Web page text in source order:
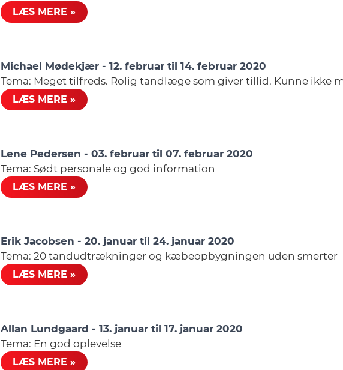
LÆS MERE »
Michael Mødekjær - 12. februar til 14. februar 2020
Tema: Meget tilfreds. Rolig tandlæge som giver tillid. Kunne ikke
LÆS MERE »
Lene Pedersen - 03. februar til 07. februar 2020
Tema: Sødt personale og god information
LÆS MERE »
Erik Jacobsen - 20. januar til 24. januar 2020
Tema: 20 tandudtrækninger og kæbeopbygningen uden smerter
LÆS MERE »
Allan Lundgaard - 13. januar til 17. januar 2020
Tema: En god oplevelse
LÆS MERE »